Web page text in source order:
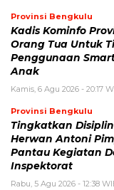
Provinsi Bengkulu
Kadis Kominfo
Orang Tua Untuk
Penggunaan
Anak
Kamis, 6 Agu 2026 - 20:17
Provinsi Bengkulu
Tingkatkan
Herwan Antoni
Pantau Kegiatan
Inspektorat
Rabu, 5 Agu 2026 - 12:38